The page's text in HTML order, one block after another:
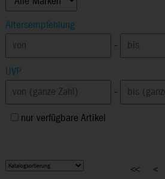
Altersempfehlung
-
UVP
-
nur verfügbare Artikel
<< <